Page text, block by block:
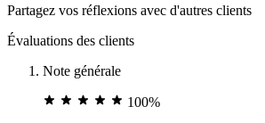
Partagez vos réflexions avec d'autres clients
Évaluations des clients
Note générale
100%